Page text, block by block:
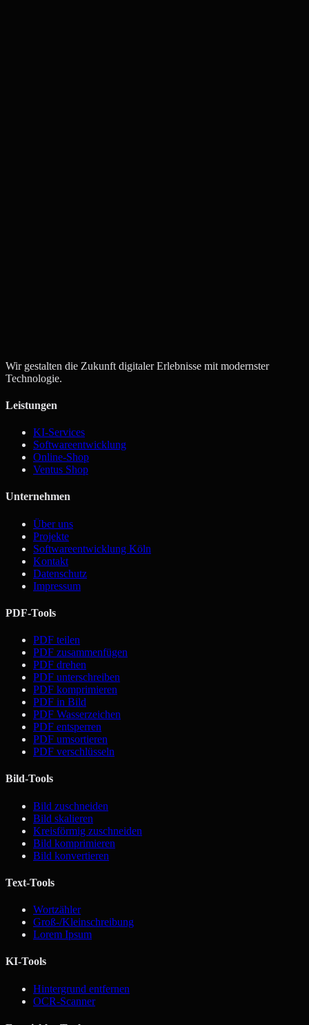
Wir gestalten die Zukunft digitaler Erlebnisse mit modernster
Technologie.
Leistungen
KI-Services
Softwareentwicklung
Online-Shop
Ventus Shop
Unternehmen
Über uns
Projekte
Softwareentwicklung Köln
Kontakt
Datenschutz
Impressum
PDF-Tools
PDF teilen
PDF zusammenfügen
PDF drehen
PDF unterschreiben
PDF komprimieren
PDF in Bild
PDF Wasserzeichen
PDF entsperren
PDF umsortieren
PDF verschlüsseln
Bild-Tools
Bild zuschneiden
Bild skalieren
Kreisförmig zuschneiden
Bild komprimieren
Bild konvertieren
Text-Tools
Wortzähler
Groß-/Kleinschreibung
Lorem Ipsum
KI-Tools
Hintergrund entfernen
OCR-Scanner